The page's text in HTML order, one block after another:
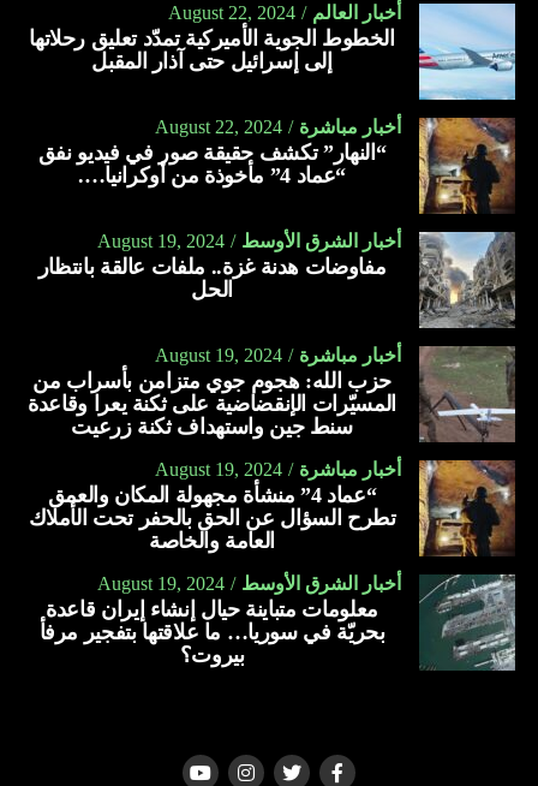
أخبار العالم August 22, 2024
الخطوط الجوية الأميركية تمدّد تعليق رحلاتها
إلى إسرائيل حتى آذار المقبل
أخبار مباشرة August 22, 2024
“النهار” تكشف حقيقة صور في فيديو نفق
“عماد 4” مأخوذة من أوكرانيا….
أخبار الشرق الأوسط August 19, 2024
مفاوضات هدنة غزة.. ملفات عالقة بانتظار
الحل
أخبار مباشرة August 19, 2024
حزب الله: هجوم جوي متزامن بأسراب من
المسيّرات الإنقضاضية على ثكنة يعرا وقاعدة
سنط جين واستهداف ثكنة زرعيت
أخبار مباشرة August 19, 2024
“عماد 4” منشأة مجهولة المكان والعمق
تطرح السؤال عن الحق بالحفر تحت الأملاك
العامة والخاصة
أخبار الشرق الأوسط August 19, 2024
معلومات متباينة حيال إنشاء إيران قاعدة
بحريّة في سوريا… ما علاقتها بتفجير مرفأ
بيروت؟